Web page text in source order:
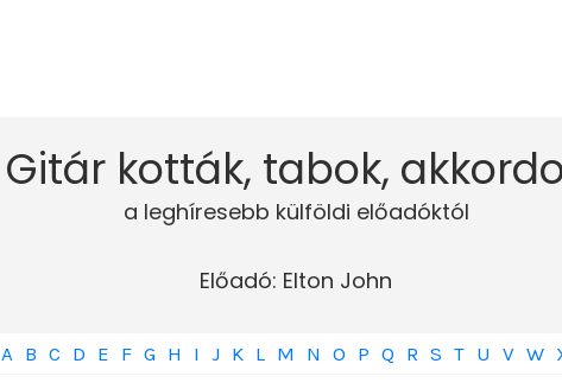
Gitár kották, tabok,
a leghíresebb külföldi előadóktól
Előadó: Elton John
A B C D E F G H I J K L M N O P Q R S T U V W